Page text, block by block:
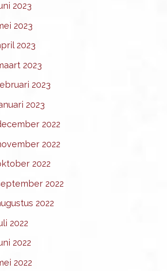
2023
2023
2023
2023
2023
2023
2022
2022
2022
2022
2022
2022
2022
2022